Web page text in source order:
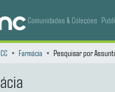
Comunidades & Coleções
Farmácia Pesquisar por